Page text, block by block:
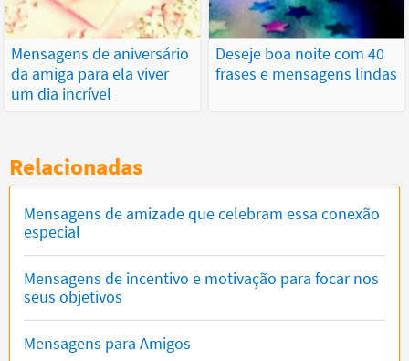
Mensagens de aniversário
da amiga para ela viver
um dia incrível
Deseje boa noite com 40
frases e mensagens lindas
Relacionadas
Mensagens de amizade que celebram essa conexão
especial
Mensagens de incentivo e motivação para focar nos
seus objetivos
Mensagens para Amigos